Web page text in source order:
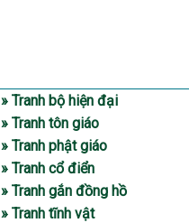
» Tranh bộ hiện đại
» Tranh tôn giáo
» Tranh phật giáo
» Tranh cổ điển
» Tranh gắn đồng hồ
» Tranh tĩnh vật